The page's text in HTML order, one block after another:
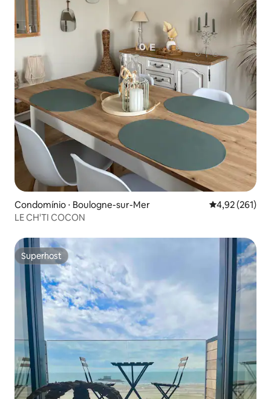
Condomínio ⋅ Boulogne-sur-Mer 4,92 de uma
4,92 (261)
LE CH'TI COCON
Superhost
Superhost